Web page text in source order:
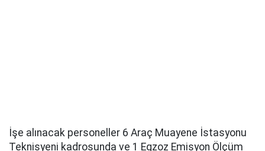
İşe alınacak personeller 6 Araç Muayene İstasyonu
Teknisyeni kadrosunda ve 1 Egzoz Emisyon Ölçüm